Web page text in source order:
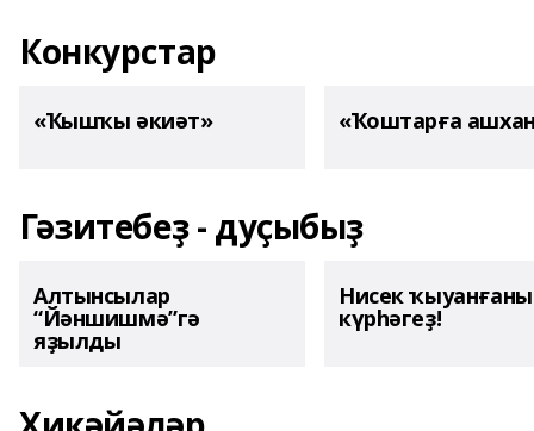
Конкурстар
«Ҡышҡы әкиәт» «Ҡоштарға
Гәзитебеҙ - дуҫыбыҙ
Алтынсылар
“Йәншишмә”гә
яҙылды
Нисек
күрһәгеҙ!